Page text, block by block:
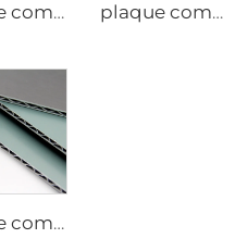
Plaque composite ACP pour finitions bois - 4 mm x 1 220 mm x 2 440 mm plaque composite en aluminium de 4 mm - 4 mm 1220 mm x 2440 mm (122 cm x 244 cm)
Plaque composite en aluminium finitions solides - 4 mm x 1 220 mm x 2 440 mm